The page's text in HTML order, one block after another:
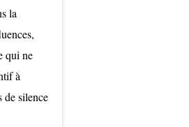
la
qui ne
à
de silence